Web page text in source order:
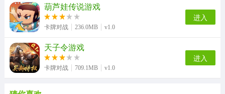
葫芦娃传说游戏
卡牌对战 236.0MB v1.0
进入
天子令游戏
卡牌对战 709.1MB v1.0
进入